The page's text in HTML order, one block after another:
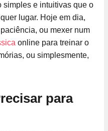
simples e intuitivas que o
lugar. Hoje em dia,
ou mexer num
online para treinar o
ou simplesmente,
para